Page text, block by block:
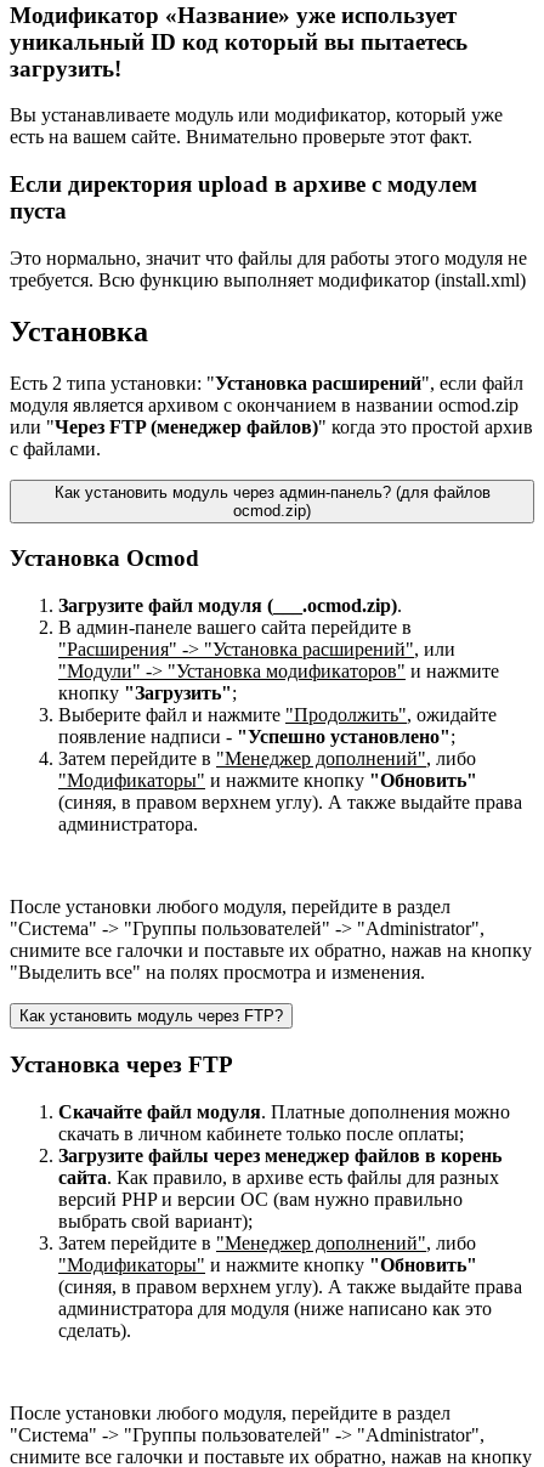
Модификатор «Название» уже использует
уникальный ID код который вы пытаетесь
загрузить!
Вы устанавливаете модуль или модификатор, который уже
есть на вашем сайте. Внимательно проверьте этот факт.
Если директория upload в архиве с модулем
пуста
Это нормально, значит что файлы для работы этого модуля не
требуется. Всю функцию выполняет модификатор (install.xml)
Установка
Есть 2 типа установки: "Установка расширений", если файл
модуля является архивом с окончанием в названии ocmod.zip
или "Через FTP (менеджер файлов)" когда это простой архив
с файлами.
Как установить модуль через админ-панель? (для файлов
ocmod.zip)
Установка Ocmod
Загрузите файл модуля (___.ocmod.zip).
В админ-панеле вашего сайта перейдите в
"Расширения" -> "Установка расширений", или
"Модули" -> "Установка модификаторов" и нажмите
кнопку "Загрузить";
Выберите файл и нажмите "Продолжить", ожидайте
появление надписи - "Успешно установлено";
Затем перейдите в "Менеджер дополнений", либо
"Модификаторы" и нажмите кнопку "Обновить"
(синяя, в правом верхнем углу). А также выдайте права
администратора.
После установки любого модуля, перейдите в раздел
"Система" -> "Группы пользователей" -> "Administrator",
снимите все галочки и поставьте их обратно, нажав на кнопку
"Выделить все" на полях просмотра и изменения.
Как установить модуль через FTP?
Установка через FTP
Скачайте файл модуля. Платные дополнения можно
скачать в личном кабинете только после оплаты;
Загрузите файлы через менеджер файлов в корень
сайта. Как правило, в архиве есть файлы для разных
версий PHP и версии OC (вам нужно правильно
выбрать свой вариант);
Затем перейдите в "Менеджер дополнений", либо
"Модификаторы" и нажмите кнопку "Обновить"
(синяя, в правом верхнем углу). А также выдайте права
администратора для модуля (ниже написано как это
сделать).
После установки любого модуля, перейдите в раздел
"Система" -> "Группы пользователей" -> "Administrator",
снимите все галочки и поставьте их обратно, нажав на кнопку